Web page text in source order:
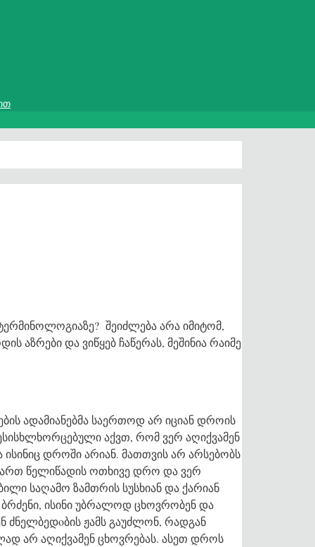
შეიძლება არა იმიტომ,
აზრები და ვიწყებ ჩაწერას, მეშინია რაიმე
ადამიანებმა საერთოდ არ იციან დროის
აქვთ, რომ ვერ აღიქვამენ
დროში არიან. მათთვის არ არსებობს
წელიწადის ოთხივე დრო და ვერ
საღამო ზამთრის სუსხიან და ქარიან
ისინი უბრალოდ ცხოვრობენ და
ძნელბედoბის ჟამს გაუძლონ, რადგან
არ აღიქვამენ ცხოვრებას. ასეთ დროს